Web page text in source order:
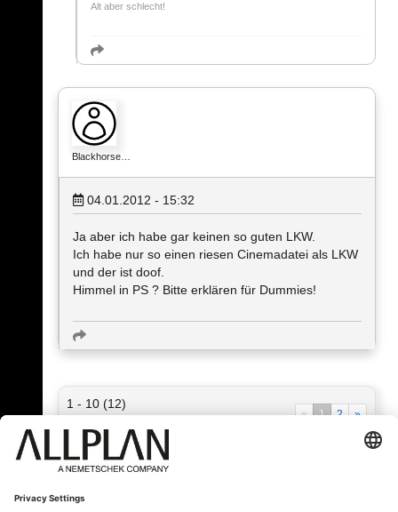
Alt aber schlecht!
Blackhorse…
04.01.2012 - 15:32
Ja aber ich habe gar keinen so guten LKW.
Ich habe nur so einen riesen Cinemadatei als LKW
und der ist doof.
Himmel in PS ? Bitte erklären für Dummies!
1 - 10 (12)
« 1 2 »
« Zurück